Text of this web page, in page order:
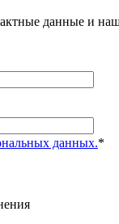
данные и
данных.*